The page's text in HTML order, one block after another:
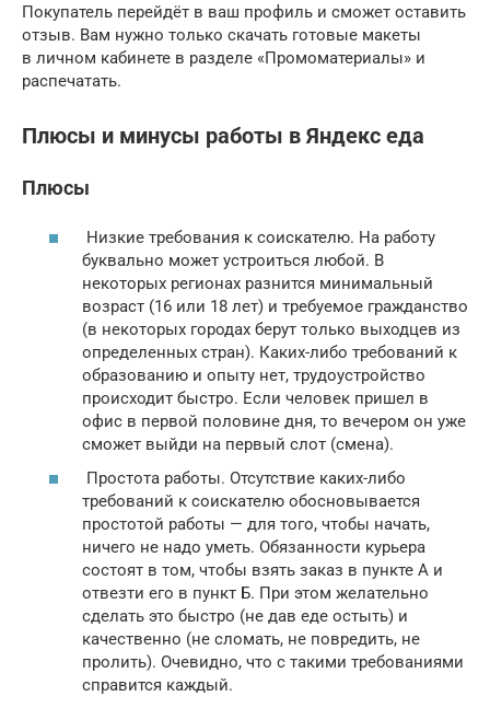
Покупатель перейдёт в ваш профиль и сможет оставить
отзыв. Вам нужно только скачать готовые макеты
в личном кабинете в разделе «Промоматериалы» и
распечатать.
Плюсы и минусы работы в Яндекс еда
Плюсы
Низкие требования к соискателю. На работу
буквально может устроиться любой. В
некоторых регионах разнится минимальный
возраст (16 или 18 лет) и требуемое гражданство
(в некоторых городах берут только выходцев из
определенных стран). Каких-либо требований к
образованию и опыту нет, трудоустройство
происходит быстро. Если человек пришел в
офис в первой половине дня, то вечером он уже
сможет выйди на первый слот (смена).
Простота работы. Отсутствие каких-либо
требований к соискателю обосновывается
простотой работы — для того, чтобы начать,
ничего не надо уметь. Обязанности курьера
состоят в том, чтобы взять заказ в пункте А и
отвезти его в пункт Б. При этом желательно
сделать это быстро (не дав еде остыть) и
качественно (не сломать, не повредить, не
пролить). Очевидно, что с такими требованиями
справится каждый.